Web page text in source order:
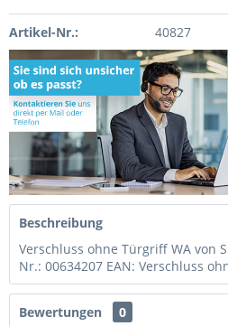
Artikel-Nr.: 40827
Beschreibung
Verschluss ohne Türgriff WA von
Nr.: 00634207 EAN: Verschluss
Bewertungen
0